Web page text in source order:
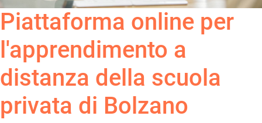
Piattaforma online per
l'apprendimento a
distanza della scuola
privata di Bolzano